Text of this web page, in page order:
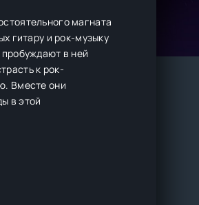
магната
гитару и рок-музыку
в ней
к рок-
Вместе они
в этой